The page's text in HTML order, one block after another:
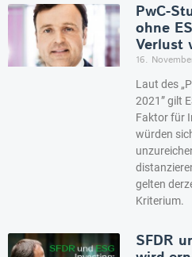
PwC-
ohne
Verlust
16.
Laut des
2021” gilt
Faktor für
würden
gelten
Kriterium.
SFDR